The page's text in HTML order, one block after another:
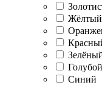
Жёлтый
Голубой
Синий